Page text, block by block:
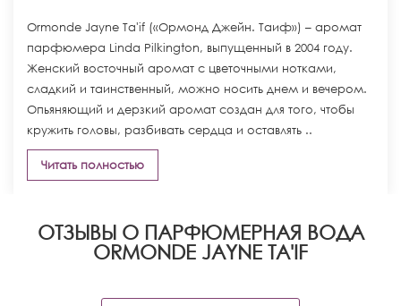
Ormonde Jayne Ta'if («Ормонд Джейн. Таиф») – аромат
парфюмера Linda Pilkington, выпущенный в 2004 году.
Женский восточный аромат с цветочными нотками,
сладкий и таинственный, можно носить днем и вечером.
Опьяняющий и дерзкий аромат создан для того, чтобы
кружить головы, разбивать сердца и оставлять ..
Читать полностью
ОТЗЫВЫ О ПАРФЮМЕРНАЯ ВОДА
ORMONDE JAYNE TA'IF